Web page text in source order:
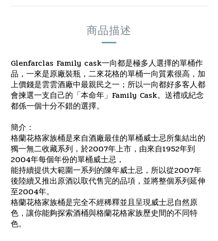
商品描述
Glenfarclas Family cask一向都是極多人選擇的單桶作
品，一來是原廠裝瓶，二來花格的單桶一向質素很高，加
上價錢是雲雲酒廠中最親民之一；所以一向都好多客人都
會揀選一支自己的「本命年」Family Cask。送禮或紀念
都係一個十分不錯的選擇。
簡介：
格蘭花格家族桶是來自酒廠最佳的單桶威士忌所集結出的
獨一無二收藏系列，於2007年上市，由來自1952年到
2004年每個年份的單桶威士忌，
能持續提供大範圍一系列的陳年威士忌，所以從2007年
後陸續又推出原酒以取代售完的品項，並將整個系列延伸
至2004年。
格蘭花格家族桶是完全不經稀釋並且呈現威士忌自然原
色，讓你能夠探索酒桶與格蘭花格家族歷史間的不同特
色。